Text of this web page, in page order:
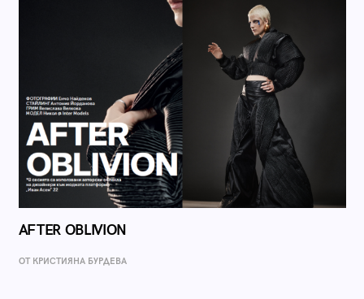
AFTER OBLIVION
ОТ КРИСТИЯНА БУРДЕВА